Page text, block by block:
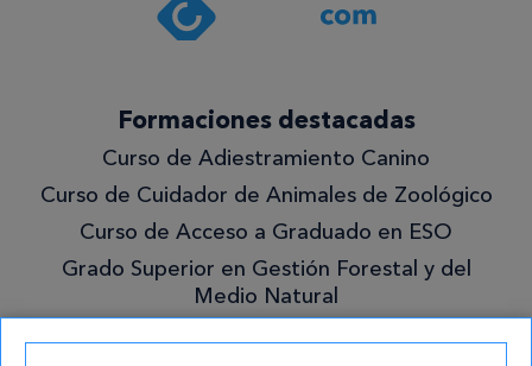
privacidad .*
¡Quiero
mejor!
Formaciones destacadas
Curso de Adiestramiento Canino
Curso de Cuidador de Animales de Zoológico
Curso de Acceso a Graduado en ESO
Grado Superior en Gestión Forestal y del
Medio Natural